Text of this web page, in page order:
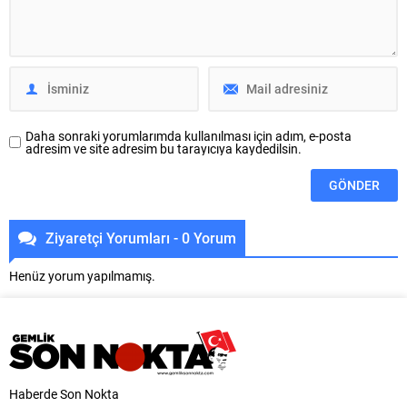
anlatacağız. Hiçbir üyemiz merak
etmesin;...
Daha sonraki yorumlarımda kullanılması için adım, e-posta
adresim ve site adresim bu tarayıcıya kaydedilsin.
Ziyaretçi Yorumları - 0 Yorum
Henüz yorum yapılmamış.
Haberde Son Nokta